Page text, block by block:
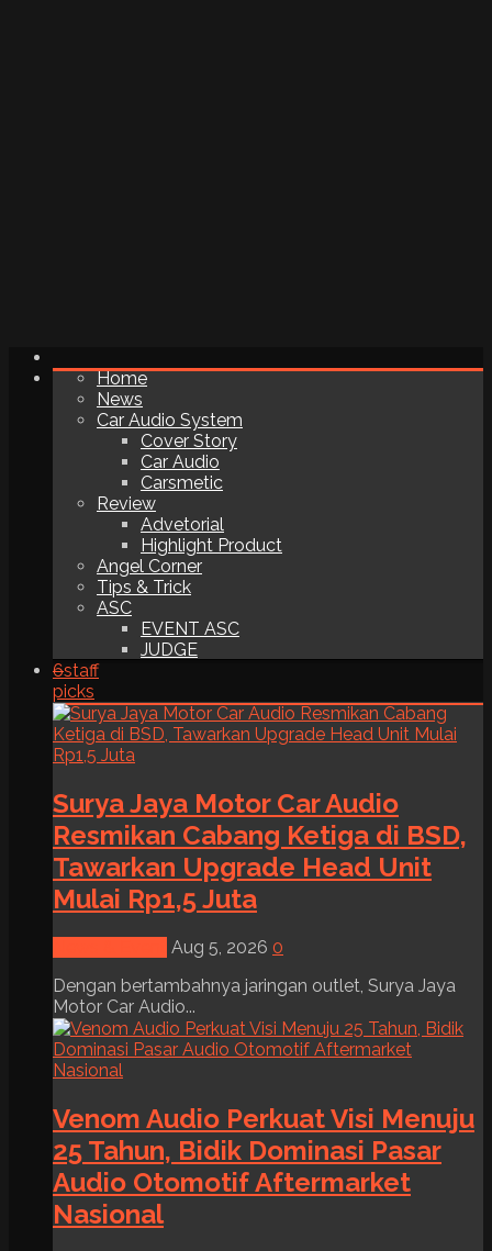
Home
News
Car Audio System
Cover Story
Car Audio
Carsmetic
Review
Advetorial
Highlight Product
Angel Corner
Tips & Trick
ASC
EVENT ASC
JUDGE
6staff
picks
Surya Jaya Motor Car Audio
Resmikan Cabang Ketiga di BSD,
Tawarkan Upgrade Head Unit
Mulai Rp1,5 Juta
Aug 5, 2026 0
Dengan bertambahnya jaringan outlet, Surya Jaya
Motor Car Audio...
Venom Audio Perkuat Visi Menuju
25 Tahun, Bidik Dominasi Pasar
Audio Otomotif Aftermarket
Nasional